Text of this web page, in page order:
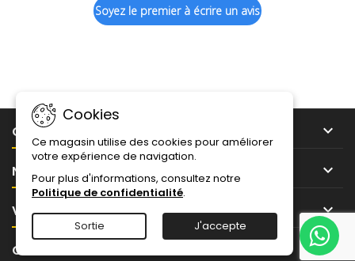
Soyez le premier à écrire un avis
CONSEILS ET IDÉES 
NOTRE SOCIÉTÉ 
VOTRE COMPTE 
CONTACT 
Cookies
Ce magasin utilise des cookies pour améliorer
votre expérience de navigation.
Pour plus d'informations, consultez notre
Politique de confidentialité.
Sortie J'accepte